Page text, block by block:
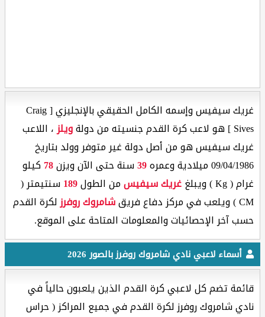
غريك سيفيس وإسمه الكامل الحقيقي بالإنجليزي [ Craig
Sives ] هو لاعب كرة القدم جنسيته من دولة
ويلز، اللاعب
غريك سيفيس هو من أصل دولة غير متوفر وولد بتاريخ
09/04/1986 ميلادية وعمره
39سنة حتى الآن ويزن78كيلو
غرام ( Kg ) ويبلغ
غريك سيفيسمن الطول189سنتيمتر (
CM ) ويلعب في مركز دفاع فريق
شامروك روفرزلكرة القدم
حسب آخر الإحصائيات والمعلومات المتاحة على الموقع.
أسماء لاعبي نادي شامروك روفرز بالصور 2026
قائمة تضم كل لاعبي كرة القدم الذين يلعبون حالياً في
نادي شامروك روفرز لكرة القدم في جميع المراكز ( حراس